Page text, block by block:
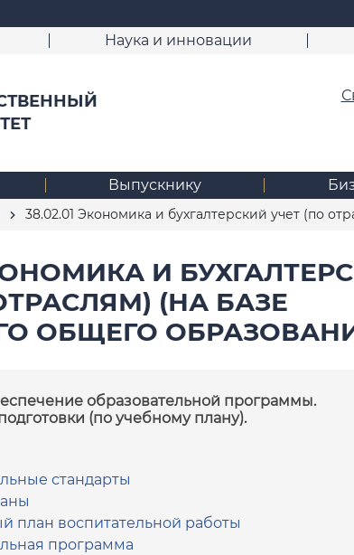
Наука и инновации
Выпускнику
38.02.01 Экономика и бухгалтерский учет (по
И
(НА БАЗЕ
ОБЩЕГО
образовательной программы.
(по учебному плану).
стандарты
план воспитательной работы
программа